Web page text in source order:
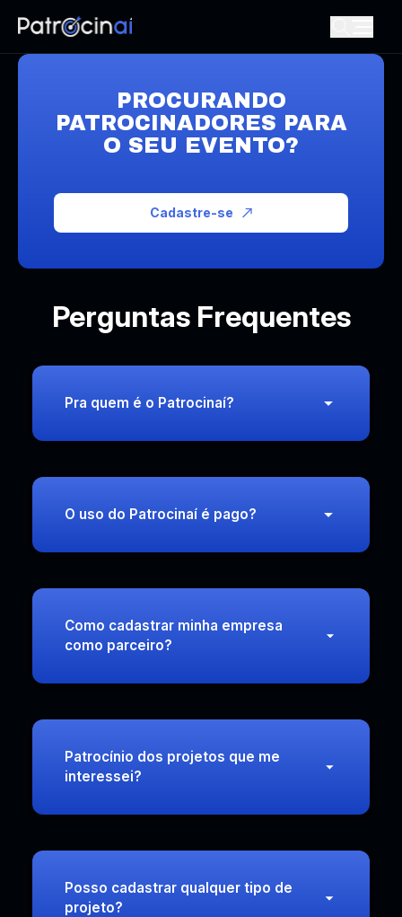
PROCURANDO
PATROCINADORES PARA
O SEU EVENTO?
Cadastre-se
Perguntas Frequentes
Pra quem é o Patrocinaí?
O uso do Patrocinaí é pago?
Como cadastrar minha empresa
como parceiro?
Patrocínio dos projetos que me
interessei?
Posso cadastrar qualquer tipo de
projeto?